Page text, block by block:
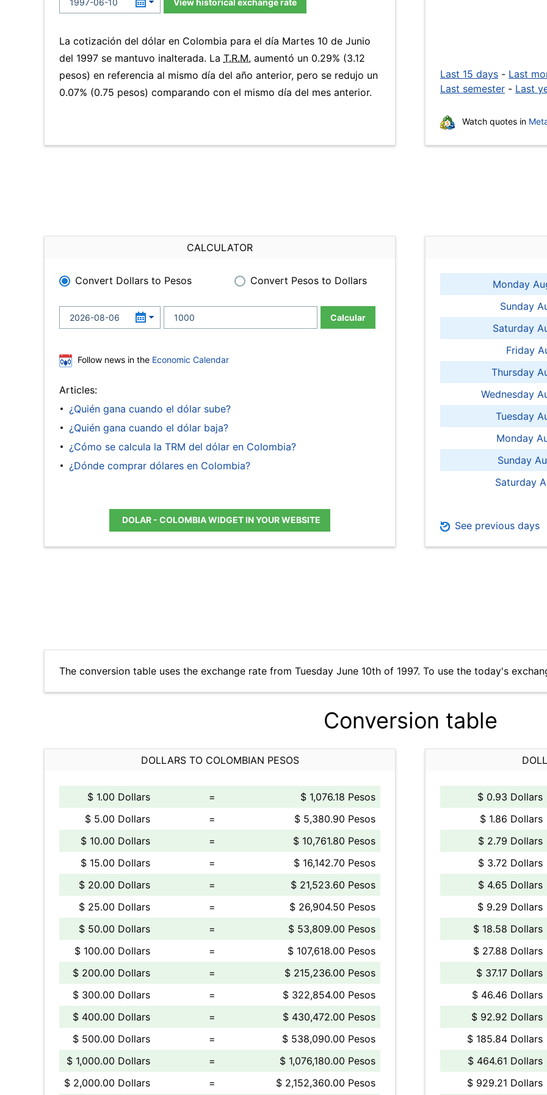
View historical exchange rate
La cotización del dólar en Colombia para el día Martes 10 de Junio
del 1997 se mantuvo inalterada. La T.R.M. aumentó un 0.29% (3.12
pesos) en referencia al mismo día del año anterior, pero se redujo un
0.07% (0.75 pesos) comparando con el mismo día del mes anterior.
Last 15 days - Last
Last semester - Last
Watch quotes in
CALCULATOR
Convert Dollars to Pesos Convert Pesos to Dollars
Calcular
Follow news in the Economic Calendar
Articles:
¿Quién gana cuando el dólar sube?
¿Quién gana cuando el dólar baja?
¿Cómo se calcula la TRM del dólar en Colombia?
¿Dónde comprar dólares en Colombia?
DOLAR - COLOMBIA WIDGET IN YOUR WEBSITE
Monday
Sunday
Saturday
Friday
Thursday
Wednesday
Tuesday
Monday
Sunday
Saturday
See previous days
The conversion table uses the exchange rate from Tuesday June 10th of 1997. To use the today's
Conversion table
DOLLARS TO COLOMBIAN PESOS
$ 1.00 Dollars =
$ 1,076.18 Pesos
$ 5.00 Dollars
=
$ 5,380.90 Pesos
$ 10.00 Dollars
=
$ 10,761.80 Pesos
$ 15.00 Dollars
=
$ 16,142.70 Pesos
$ 20.00 Dollars
=
$ 21,523.60 Pesos
$ 25.00 Dollars
=
$ 26,904.50 Pesos
$ 50.00 Dollars
=
$ 53,809.00 Pesos
$ 100.00 Dollars
=
$ 107,618.00 Pesos
$ 200.00 Dollars
=
$ 215,236.00 Pesos
$ 300.00 Dollars
=
$ 322,854.00 Pesos
$ 400.00 Dollars
=
$ 430,472.00 Pesos
$ 500.00 Dollars
=
$ 538,090.00 Pesos
$ 1,000.00 Dollars
=
$ 1,076,180.00 Pesos
$ 2,000.00 Dollars
= $ 2,152,360.00 Pesos
$ 0.93 Dollars
$ 1.86 Dollars
$ 2.79 Dollars
$ 3.72 Dollars
$ 4.65 Dollars
$ 9.29 Dollars
$ 18.58 Dollars
$ 27.88 Dollars
$ 37.17 Dollars
$ 46.46 Dollars
$ 92.92 Dollars
$ 185.84 Dollars
$ 464.61 Dollars
$ 929.21 Dollars